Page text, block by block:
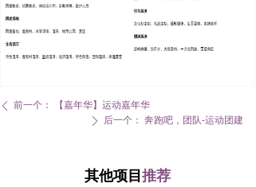
ꄴ 前一个： 【嘉年华】运动嘉年华
ꄲ 后一个： 奔跑吧，团队-运动团建
其他项目 推荐